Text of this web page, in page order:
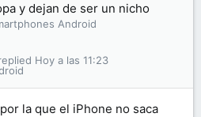
y dejan de ser un nicho
Android
Hoy a las 11:23
la que el iPhone no saca